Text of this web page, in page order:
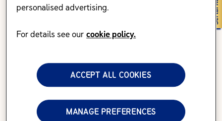
Apakah jenama pilihan anda*
Tarikh Lahir Anak (Lebih daripada 1 tahun)
personalised advertising.
For details see our cookie policy.
MANAGE PREFERENCES
ACCEPT ALL COOKIES